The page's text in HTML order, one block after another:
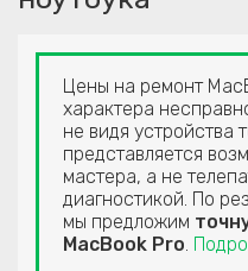
Цены на ремонт
характера
не видя устройства
представляется
мастера, а не
диагностикой. По
мы предложим
MacBook Pro.